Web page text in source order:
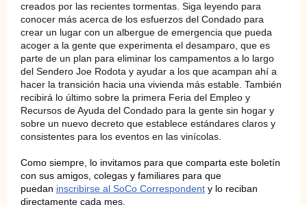
creados por las recientes tormentas. Siga leyendo para
conocer más acerca de los esfuerzos del Condado para
crear un lugar con un albergue de emergencia que pueda
acoger a la gente que experimenta el desamparo, que es
parte de un plan para eliminar los campamentos a lo largo
del Sendero Joe Rodota y ayudar a los que acampan ahí a
hacer la transición hacia una vivienda más estable. También
recibirá lo último sobre la primera Feria del Empleo y
Recursos de Ayuda del Condado para la gente sin hogar y
sobre un nuevo decreto que establece estándares claros y
consistentes para los eventos en las vinícolas.
Como siempre, lo invitamos para que comparta este boletín
con sus amigos, colegas y familiares para que
puedan inscribirse al SoCo Correspondent y lo reciban
directamente cada mes.